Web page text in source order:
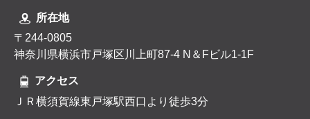
所在地
〒244-0805
神奈川県横浜市戸塚区川上町87-4 N＆Fビル1-1F
アクセス
ＪＲ横須賀線東戸塚駅西口より徒歩3分